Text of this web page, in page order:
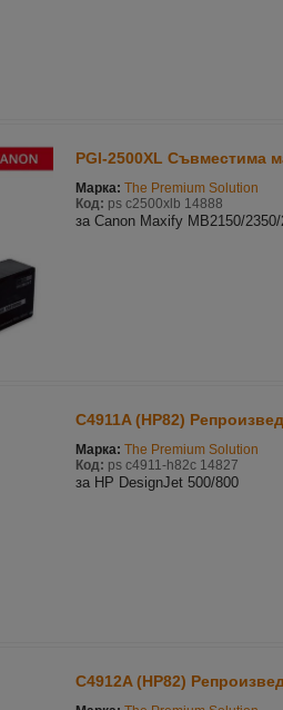
PGI-2500XL Съвместима
Марка: The Premium Solution
Код: ps c2500xlb 14888
за Canon Maxify MB2150/
C4911A (HP82)
Марка: The Premium Solution
Код: ps c4911-h82c 14827
за HP DesignJet 500/800
C4912A (HP82)